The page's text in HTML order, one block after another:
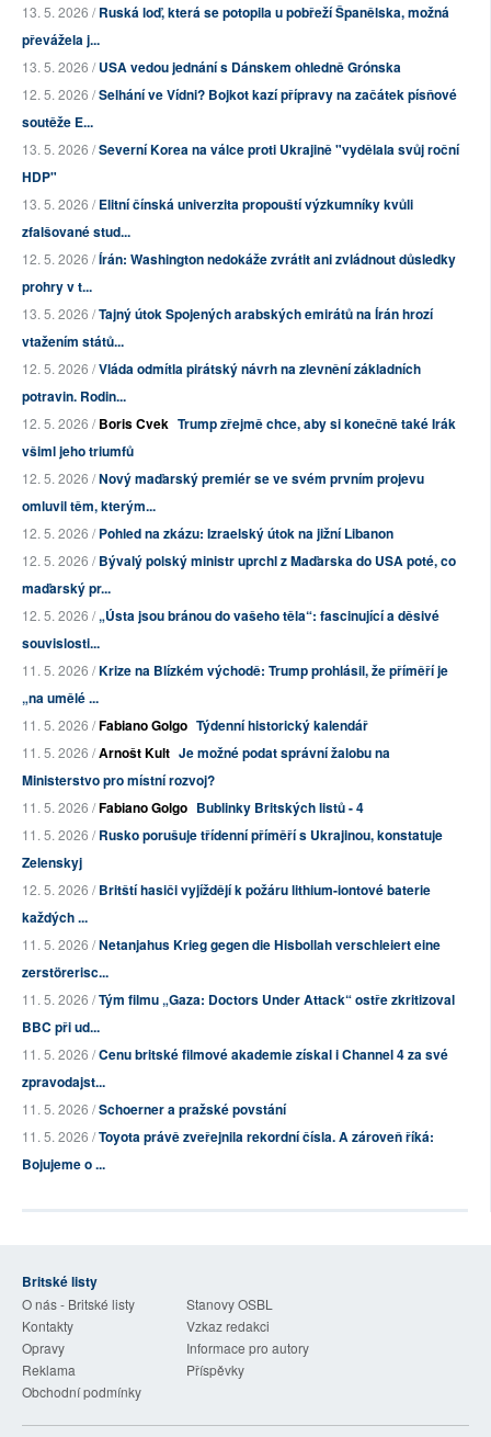
13. 5. 2026 /Ruská loď, která se potopila u pobřeží Španělska, možná
převážela j...
13. 5. 2026 /USA vedou jednání s Dánskem ohledně Grónska
12. 5. 2026 /Selhání ve Vídni? Bojkot kazí přípravy na začátek písňové
soutěže E...
13. 5. 2026 /Severní Korea na válce proti Ukrajině "vydělala svůj roční
HDP"
13. 5. 2026 /Elitní čínská univerzita propouští výzkumníky kvůli
zfalšované stud...
12. 5. 2026 /Írán: Washington nedokáže zvrátit ani zvládnout důsledky
prohry v t...
13. 5. 2026 /Tajný útok Spojených arabských emirátů na Írán hrozí
vtažením států...
12. 5. 2026 /Vláda odmítla pirátský návrh na zlevnění základních
potravin. Rodin...
12. 5. 2026 /Boris Cvek Trump zřejmě chce, aby si konečně také Irák
všiml jeho triumfů
12. 5. 2026 /Nový maďarský premiér se ve svém prvním projevu
omluvil těm, kterým...
12. 5. 2026 /Pohled na zkázu: Izraelský útok na jižní Libanon
12. 5. 2026 /Bývalý polský ministr uprchl z Maďarska do USA poté, co
maďarský pr...
12. 5. 2026 /„Ústa jsou bránou do vašeho těla“: fascinující a děsivé
souvislosti...
11. 5. 2026 /Krize na Blízkém východě: Trump prohlásil, že příměří je
„na umělé ...
11. 5. 2026 /Fabiano Golgo Týdenní historický kalendář
11. 5. 2026 /Arnošt Kult Je možné podat správní žalobu na
Ministerstvo pro místní rozvoj?
11. 5. 2026 /Fabiano Golgo Bublinky Britských listů - 4
11. 5. 2026 /Rusko porušuje třídenní příměří s Ukrajinou, konstatuje
Zelenskyj
12. 5. 2026 /Britští hasiči vyjíždějí k požáru lithium-iontové baterie
každých ...
11. 5. 2026 /Netanjahus Krieg gegen die Hisbollah verschleiert eine
zerstörerisc...
11. 5. 2026 /Tým filmu „Gaza: Doctors Under Attack“ ostře zkritizoval
BBC při ud...
11. 5. 2026 /Cenu britské filmové akademie získal i Channel 4 za své
zpravodajst...
11. 5. 2026 /Schoerner a pražské povstání
11. 5. 2026 /Toyota právě zveřejnila rekordní čísla. A zároveň říká:
Bojujeme o ...
Britské listy
O nás - Britské listy
Stanovy OSBL
Kontakty
Vzkaz redakci
Opravy
Informace pro autory
Reklama
Příspěvky
Obchodní podmínky